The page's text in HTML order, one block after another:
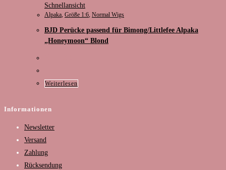
Schnellansicht
Alpaka, Größe 1:6, Normal Wigs
BJD Perücke passend für Bimong/Littlefee Alpaka
„Honeymoon“ Blond
Weiterlesen
Informationen
Newsletter
Versand
Zahlung
Rücksendung